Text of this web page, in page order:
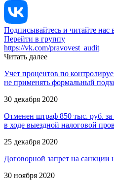
Подписывайтесь и читайте нас
Перейти в группу
https://vk.com/pravovest_audit
Читать далее
Учет процентов по
не применять формальный
30 декабря 2020
Отменен штраф 850 тыс. руб. за
в ходе выездной налоговой
25 декабря 2020
Договорной запрет на санкции
30 ноября 2020